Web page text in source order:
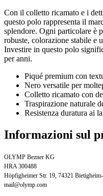
Con il colletto ricamato e i
questo polo rappresenta il
splendore. Ogni particolare è
robuste, colorazione stabile e
Investire in questo polo
per anni.
Piqué premium con
Nero versatile per
Colletto ricamato con
Traspirazione naturale
Resistenza duratura ai
Informazioni sul
OLYMP Bezner KG
HRA 300488
Höpfigheimer Str. 19, 74321
mail@olymp.com